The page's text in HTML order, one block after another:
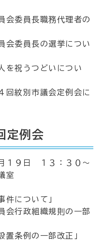
会委員長職務代理者の
委員長の選挙につい
を祝うつどいについ
回紋別市議会定例会に
定例会
１９日 １３：３０～
室
件について」
会行政組織規則の一部
条例の一部改正」